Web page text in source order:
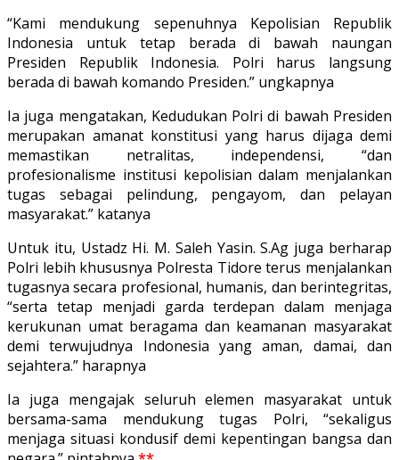
“Kami mendukung sepenuhnya Kepolisian Republik
Indonesia untuk tetap berada di bawah naungan
Presiden Republik Indonesia. Polri harus langsung
berada di bawah komando Presiden.” ungkapnya
Ia juga mengatakan, Kedudukan Polri di bawah Presiden
merupakan amanat konstitusi yang harus dijaga demi
memastikan netralitas, independensi, “dan
profesionalisme institusi kepolisian dalam menjalankan
tugas sebagai pelindung, pengayom, dan pelayan
masyarakat.” katanya
Untuk itu, Ustadz Hi. M. Saleh Yasin. S.Ag juga berharap
Polri lebih khususnya Polresta Tidore terus menjalankan
tugasnya secara profesional, humanis, dan berintegritas,
“serta tetap menjadi garda terdepan dalam menjaga
kerukunan umat beragama dan keamanan masyarakat
demi terwujudnya Indonesia yang aman, damai, dan
sejahtera.” harapnya
Ia juga mengajak seluruh elemen masyarakat untuk
bersama-sama mendukung tugas Polri, “sekaligus
menjaga situasi kondusif demi kepentingan bangsa dan